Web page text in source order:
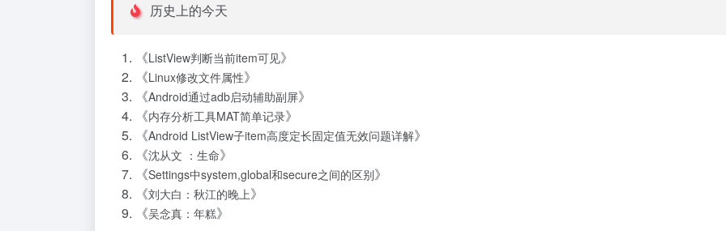
历史上的今天
《ListView判断当前item可见》
《Linux修改文件属性》
《Android通过adb启动辅助副屏》
《内存分析工具MAT简单记录》
《Android ListView子item高度定长固定值无效问题详解》
《沈从文 ：生命》
《Settings中system,global和secure之间的区别》
《刘大白：秋江的晚上》
《吴念真：年糕》